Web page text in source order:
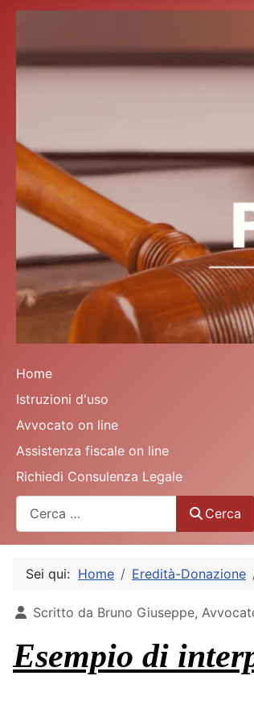
Home
Istruzioni d'uso
Avvocato on line
Assistenza fiscale on line
Richiedi Consulenza Legale
Cerca
Sei qui: Home Eredità-Donazione
Dettagli
Scritto da Bruno Giuseppe,
Esempio di